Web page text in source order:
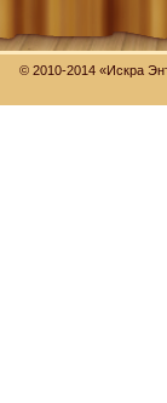
© 2010-2014 «Искра